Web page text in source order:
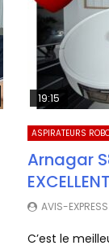
Watch Later
19:15
ASPIRATEURS
Arnagar
AVIS-EXPRESS
C’est le